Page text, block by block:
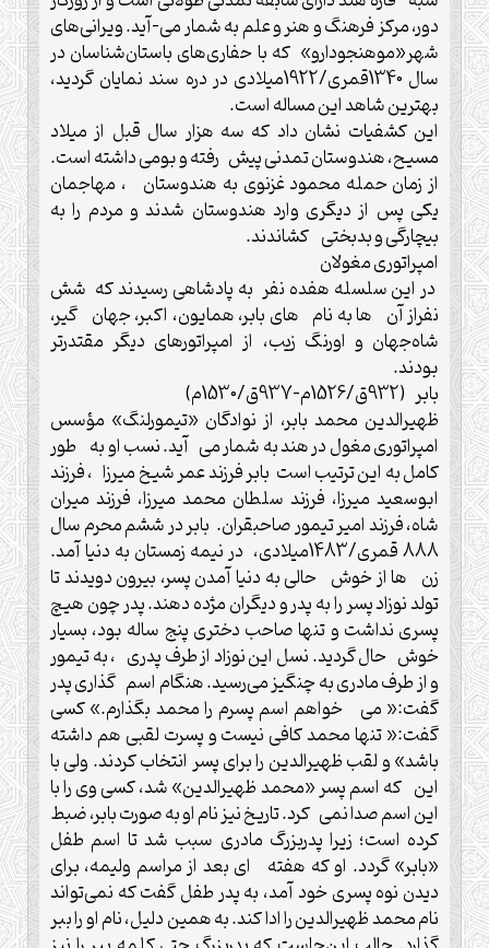
دور، مرکز فرهنگ و هنر و علم به شمار می-آید. ویرانی‌های
شهر«موهنجودارو» که با حفاری‌های باستان‌شناسان در
سال 1340قمری/1922میلادی در دره سند نمایان گردید،
بهترین شاهد این مساله است.
این کشفیات نشان داد که سه هزار سال قبل از میلاد
مسیح، هندوستان تمدنی پیش رفته و بومی داشته است.
از زمان حمله محمود غزنوی به هندوستان ، مهاجمان
یکی پس از دیگری وارد هندوستان شدند و مردم را به
بیچارگی و بدبختی کشاندند.
امپراتوری مغولان
در این سلسله هفده نفر به پادشاهی رسیدند که شش
نفراز آن ها به نام های بابر، همایون، اکبر، جهان گیر،
شاه‌جهان و اورنگ زیب، از امپراتورهای دیگر مقتدرتر
بودند.
بابر (932ق/1526م-937ق/1530م)
ظهیرالدین محمد بابر، از نوادگان «تیمورلنگ» مؤسس
امپراتوری مغول در هند به شمار می آید. نسب او به طور
کامل به این ترتیب است بابر فرزند عمر شیخ میرزا ، فرزند
ابوسعید میرزا، فرزند سلطان محمد میرزا، فرزند میران
شاه، فرزند امیر تیمور صاحبقران. بابر در ششم محرم سال
888 قمری/1483میلادی، در نیمه زمستان به دنیا آمد.
زن ها از خوش حالی به دنیا آمدن پسر، بیرون دویدند تا
تولد نوزاد پسر را به پدر و دیگران مژده دهند. پدر چون هیچ
پسری نداشت و تنها صاحب دختری پنج ساله بود، بسیار
خوش حال گردید. نسل این نوزاد از طرف پدری ، به تیمور
و از طرف مادری به چنگیز می‌رسید. هنگام اسم گذاری پدر
گفت:« می خواهم اسم پسرم را محمد بگذارم.» کسی
گفت:« تنها محمد کافی نیست و پسرت لقبی هم داشته
باشد» و لقب ظهیرالدین را برای پسر انتخاب کردند. ولی با
این که اسم پسر «محمد ظهیرالدین» شد، کسی وی را با
این اسم صدا نمی کرد. تاریخ نیز نام او به صورت بابر، ضبط
کرده است؛ زیرا پدربزرگ مادری سبب شد تا اسم طفل
«بابر» گردد. او که هفته ای بعد از مراسم ولیمه، برای
دیدن نوه پسری خود آمد، به پدر طفل گفت که نمی‌تواند
نام محمد ظهیرالدین را ادا کند. به همین دلیل، نام او را ببر